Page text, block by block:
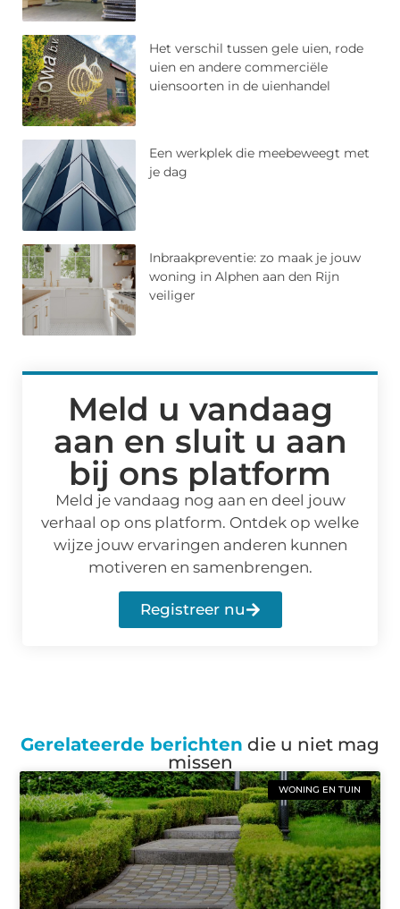
Het verschil tussen gele uien, rode
uien en andere commerciële
uiensoorten in de uienhandel
Een werkplek die meebeweegt met
je dag
Inbraakpreventie: zo maak je jouw
woning in Alphen aan den Rijn
veiliger
Meld u vandaag
aan en sluit u aan
bij ons platform
Meld je vandaag nog aan en deel jouw
verhaal op ons platform. Ontdek op welke
wijze jouw ervaringen anderen kunnen
motiveren en samenbrengen.
Registreer nu
Gerelateerde berichten die u niet mag
missen
WONING EN TUIN